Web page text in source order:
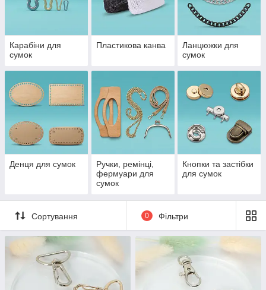
Карабіни для
сумок
Пластикова канва
Ланцюжки для
сумок
Денця для сумок
Ручки, ремінці,
фермуари для
сумок
Кнопки та застібки
для сумок
Сортування 0 Фільтри